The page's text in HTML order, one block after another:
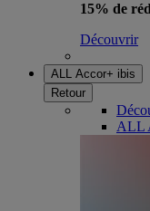
15% de
Découvrir
ALL Accor+ ibis
Retour
ALL